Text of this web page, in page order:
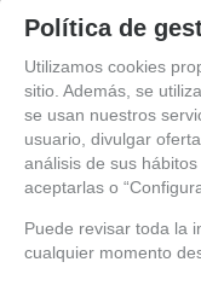
EL
DE
- EL
9000
Política de
Utilizamos cookies
sitio. Además, se
se usan nuestros
usuario, divulgar
análisis de sus
aceptarlas o
Puede revisar toda la
cualquier momento